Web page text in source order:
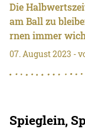
Die
am Ball zu
rnen immer
07. August 2023 -
Spieglein,